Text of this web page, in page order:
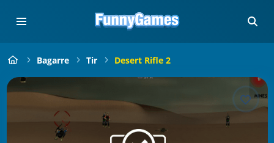
Bagarre Tir Desert Rifle 2